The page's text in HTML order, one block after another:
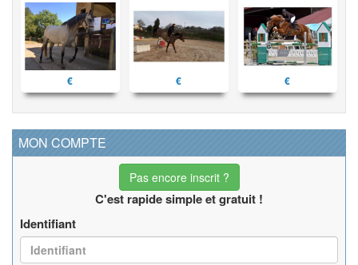
€ € €
MON COMPTE
Pas encore inscrit ?
C'est rapide simple et gratuit !
Identifiant